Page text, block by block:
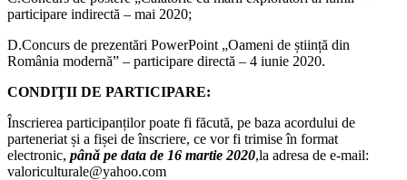
participare indirectă – mai 2020;
D.Concurs de prezentări PowerPoint „Oameni de știință din
România modernă” – participare directă – 4 iunie 2020.
CONDIŢII DE PARTICIPARE:
Înscrierea participanților poate fi făcută, pe baza acordului de
parteneriat și a fișei de înscriere, ce vor fi trimise în format
electronic, pânǎ pe data de 16 martie 2020,la adresa de e-mail:
valoriculturale@yahoo.com